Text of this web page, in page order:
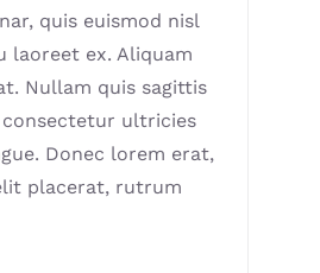
quis euismod nisl
laoreet ex. Aliquam
Nullam quis sagittis
ultricies
Donec lorem erat,
placerat, rutrum